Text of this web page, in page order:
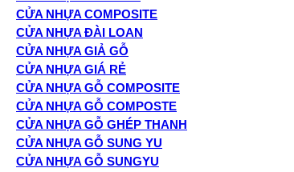
CỬA NHỰA COMPOSITE
CỬA NHỰA ĐÀI LOAN
CỬA NHỰA GIẢ GỖ
CỬA NHỰA GIÁ RẺ
CỬA NHỰA GỖ COMPOSITE
CỬA NHỰA GỖ COMPOSTE
CỬA NHỰA GỖ GHÉP THANH
CỬA NHỰA GỖ SUNG YU
CỬA NHỰA GỖ SUNGYU